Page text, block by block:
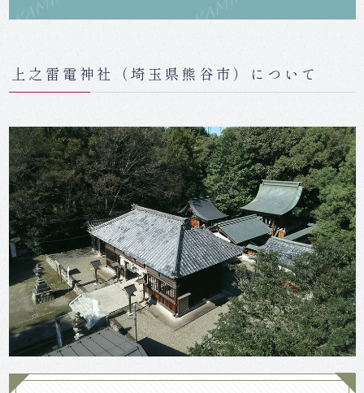
上之雷電神社（埼玉県熊谷市）について